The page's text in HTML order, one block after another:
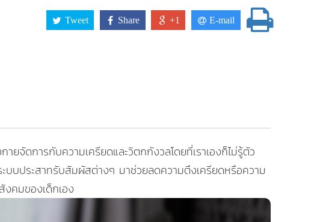
Tweet Share +1 E-mail
ายจัดการกับความเครียดและวิตกกังวลโดยที่เราเองก็ไม่รู้ตัว
บบประสาทรับสัมผัสต่างๆ มาช่วยลดความตึงเครียดหรือความ
คมของเด็กเอง